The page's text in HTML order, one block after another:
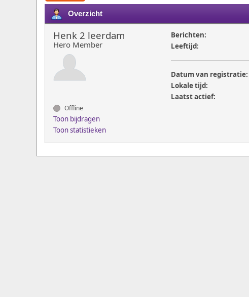
Overzicht
Henk 2 leerdam
Hero Member
Offline
Toon bijdragen
Toon statistieken
Berichten:
Leeftijd:
Datum van registratie:
Lokale tijd:
Laatst actief: